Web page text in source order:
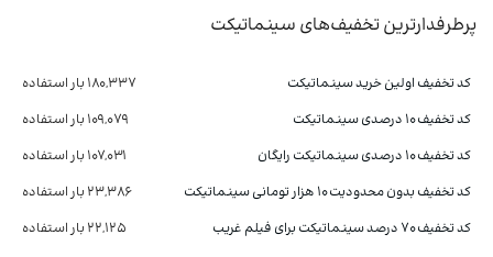
پرطرفدارترین تخفیف‌های سینماتیکت
کد تخفیف اولین خرید سینماتیکت
180,337 بار استفاده
کد تخفیف 10 درصدی سینماتیکت
109,079 بار استفاده
کد تخفیف 10 درصدی سینماتیکت رایگان
107,031 بار استفاده
کد تخفیف بدون محدودیت 10 هزار تومانی سینماتیکت
23,386 بار استفاده
کد تخفیف 70 درصد سینماتیکت برای فیلم غریب
22,125 بار استفاده